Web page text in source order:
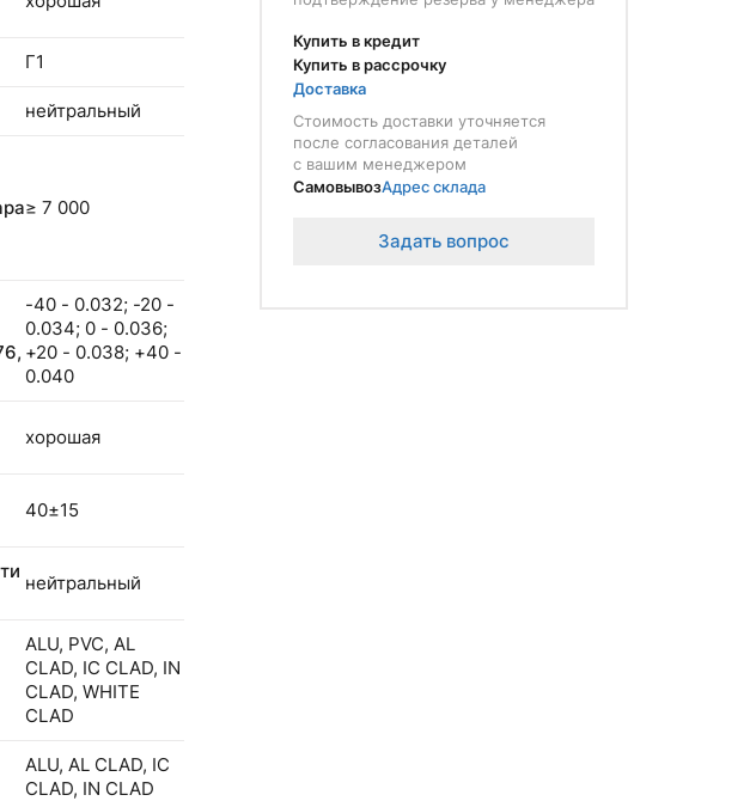
Г1
нейтральный
≥ 7 000
-40 - 0.032; -20 -
0.034; 0 - 0.036;
+20 - 0.038; +40 -
0.040
хорошая
40±15
нейтральный
ALU, PVC, AL
CLAD, IC CLAD, IN
CLAD, WHITE
CLAD
ALU, AL CLAD, IC
CLAD, IN CLAD
Купить в кредит
Купить в рассрочку
Доставка
Стоимость доставки уточняется
после согласования деталей
с вашим менеджером
СамовывозАдрес склада
Задать вопрос